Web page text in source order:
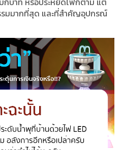
รมมากที่สุด และที่สำคัญอุปกรณ์